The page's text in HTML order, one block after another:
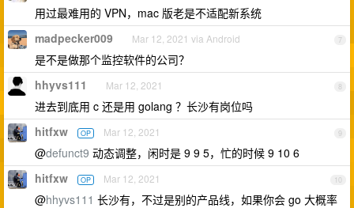
用过最难用的 VPN，mac 版老是不适配新系统
7
madpecker009 Mar 12, 2021 via Android
是不是做那个监控软件的公司？
8
hhyvs111 Mar 12, 2021
进去到底用 c 还是用 golang ？长沙有岗位吗
9
hitfxw OP Mar 12, 2021
@defunct9 动态调整，闲时是 9 9 5，忙的时候 9 10 6
10
hitfxw OP Mar 12, 2021
@hhyvs111 长沙有，不过是别的产品线，如果你会 go 大概率